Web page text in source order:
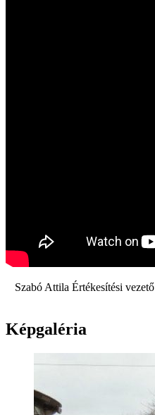
Szabó Attila Értékesítési vezető
Képgaléria